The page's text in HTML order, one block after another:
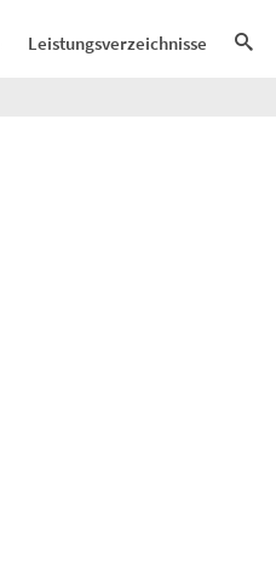
Leistungsverzeichnisse